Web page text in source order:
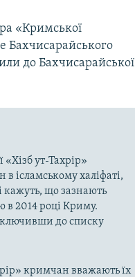
«Кримської
Бахчисарайського
до Бахчисарайської
«Хізб ут-Тахрір»
ісламському халіфаті,
кажуть, що зазнають
в 2014 році Криму.
до списку
кримчан вважають їх